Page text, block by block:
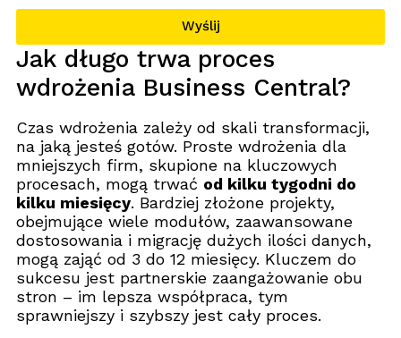
Wyślij
Jak długo trwa proces
wdrożenia Business Central?
Czas wdrożenia zależy od skali transformacji,
na jaką jesteś gotów. Proste wdrożenia dla
mniejszych firm, skupione na kluczowych
procesach, mogą trwać od kilku tygodni do
kilku miesięcy. Bardziej złożone projekty,
obejmujące wiele modułów, zaawansowane
dostosowania i migrację dużych ilości danych,
mogą zająć od 3 do 12 miesięcy. Kluczem do
sukcesu jest partnerskie zaangażowanie obu
stron – im lepsza współpraca, tym
sprawniejszy i szybszy jest cały proces.